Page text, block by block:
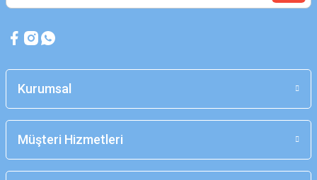
Kurumsal
Müşteri Hizmetleri